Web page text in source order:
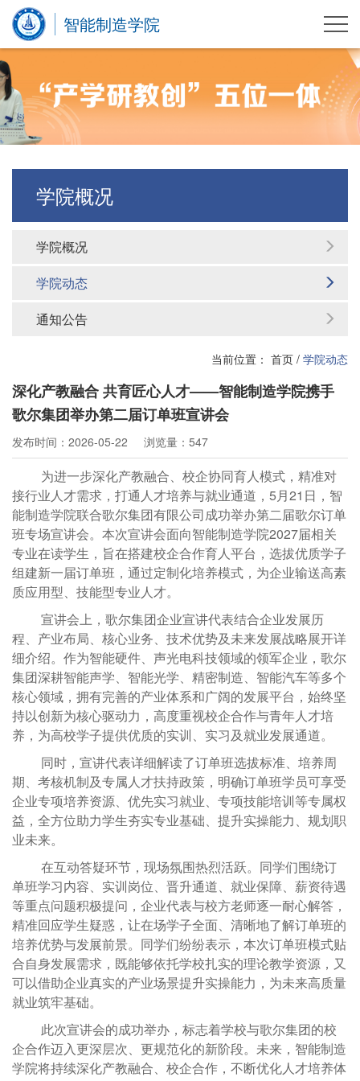
智能制造学院
学院概况
学院概况
学院动态
通知公告
当前位置： 首页 / 学院动态
深化产教融合 共育匠心人才——智能制造学院携手
歌尔集团举办第二届订单班宣讲会
发布时间：2026-05-22 浏览量：547
为进一步深化产教融合、校企协同育人模式，精准对
接行业人才需求，打通人才培养与就业通道，5月21日，智
能制造学院联合歌尔集团有限公司成功举办第二届歌尔订单
班专场宣讲会。本次宣讲会面向智能制造学院2027届相关
专业在读学生，旨在搭建校企合作育人平台，选拔优质学子
组建新一届订单班，通过定制化培养模式，为企业输送高素
质应用型、技能型专业人才。
宣讲会上，歌尔集团企业宣讲代表结合企业发展历
程、产业布局、核心业务、技术优势及未来发展战略展开详
细介绍。作为智能硬件、声光电科技领域的领军企业，歌尔
集团深耕智能声学、智能光学、精密制造、智能汽车等多个
核心领域，拥有完善的产业体系和广阔的发展平台，始终坚
持以创新为核心驱动力，高度重视校企合作与青年人才培
养，为高校学子提供优质的实训、实习及就业发展通道。
同时，宣讲代表详细解读了订单班选拔标准、培养周
期、考核机制及专属人才扶持政策，明确订单班学员可享受
企业专项培养资源、优先实习就业、专项技能培训等专属权
益，全方位助力学生夯实专业基础、提升实操能力、规划职
业未来。
在互动答疑环节，现场氛围热烈活跃。同学们围绕订
单班学习内容、实训岗位、晋升通道、就业保障、薪资待遇
等重点问题积极提问，企业代表与校方老师逐一耐心解答，
精准回应学生疑惑，让在场学子全面、清晰地了解订单班的
培养优势与发展前景。同学们纷纷表示，本次订单班模式贴
合自身发展需求，既能够依托学校扎实的理论教学资源，又
可以借助企业真实的产业场景提升实操能力，为未来高质量
就业筑牢基础。
此次宣讲会的成功举办，标志着学校与歌尔集团的校
企合作迈入更深层次、更规范化的新阶段。未来，智能制造
学院将持续深化产教融合、校企合作，不断优化人才培养体